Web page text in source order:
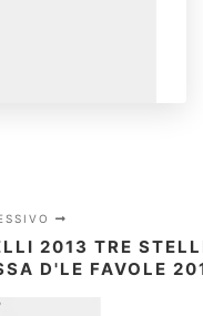
2013 TRE
D'LE FAVOLE